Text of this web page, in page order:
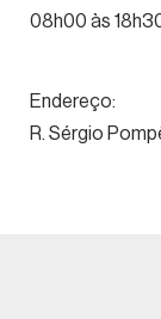
08h00 às
Endereço:
R. Sérgio